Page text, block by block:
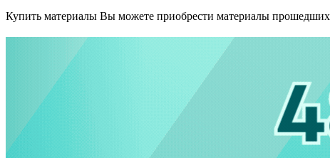
Купить материалы Вы можете приобрести материалы